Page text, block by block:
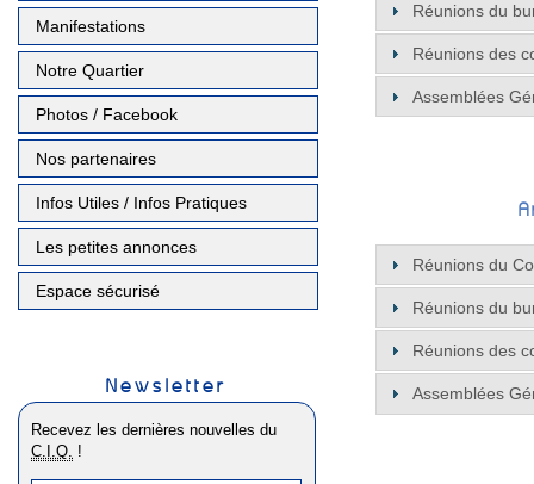
Manifestations
Notre Quartier
Photos / Facebook
Nos partenaires
Infos Utiles / Infos Pratiques
Les petites annonces
Espace sécurisé
Newsletter
Recevez les dernières nouvelles du
C.I.Q. !
Réunions du
Réunions des
Assemblées
Réunions du
Réunions du
Réunions des
Assemblées